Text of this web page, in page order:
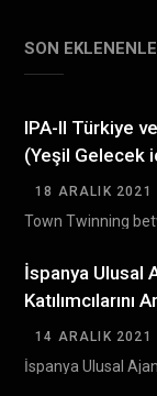
SON
IPA-II Türkiye
(Yeşil Gelecek
18 ARALIK 2021
İspanya Ulusal
Katılımcılarını
14 ARALIK 2021